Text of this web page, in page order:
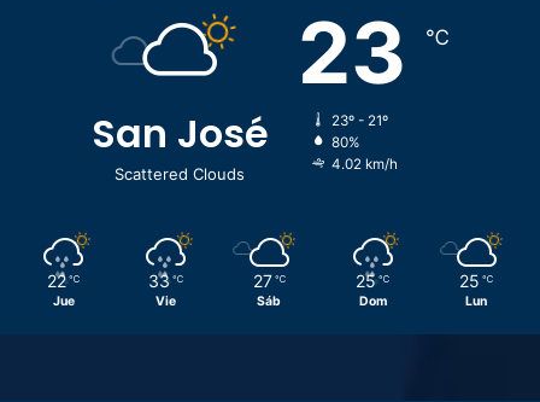
San José
Scattered Clouds
23 ℃
23º - 21º
80%
4.02 km/h
22 ℃
Jue
33 ℃
Vie
27 ℃
Sáb
25 ℃
Dom
25 ℃
Lun